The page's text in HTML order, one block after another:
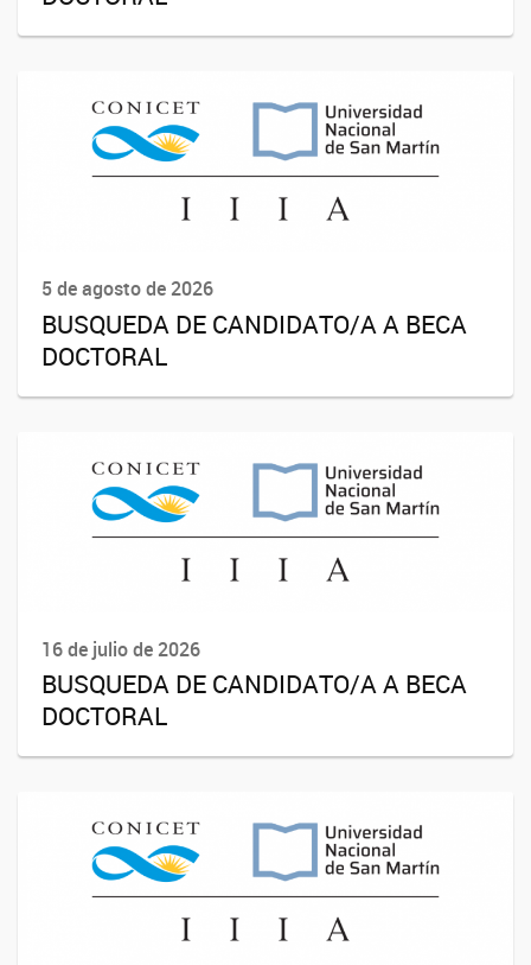
5 de agosto de 2026
BUSQUEDA DE CANDIDATO/A A BECA
DOCTORAL
16 de julio de 2026
BUSQUEDA DE CANDIDATO/A A BECA
DOCTORAL